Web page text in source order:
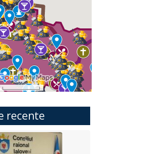
recente